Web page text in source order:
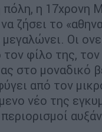
η 17χρονη
να ζήσει το
Οι
φίλο της,
στο μοναδικό
από τον
νέο της